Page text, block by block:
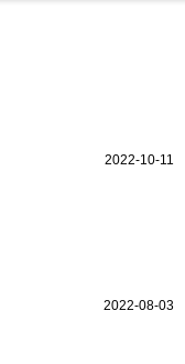
2022-10-11
2022-08-03